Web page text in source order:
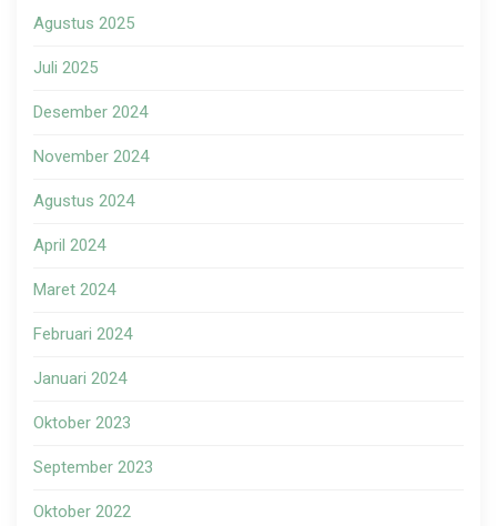
Agustus 2025
Juli 2025
Desember 2024
November 2024
Agustus 2024
April 2024
Maret 2024
Februari 2024
Januari 2024
Oktober 2023
September 2023
Oktober 2022